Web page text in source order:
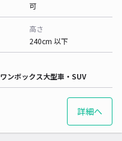
可
高さ
240cm 以下
ワンボックス大型車・SUV
詳細へ